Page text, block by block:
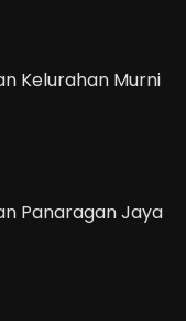
Kelurahan Murni
Panaragan Jaya